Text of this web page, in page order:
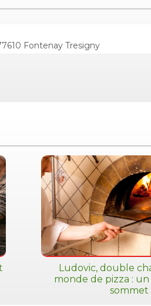
Fontenay Tresigny
Ludovic, double
monde de pizza : un
sommet